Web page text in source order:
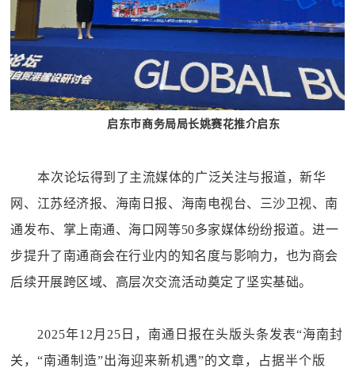
启东市商务局局长姚赛花推介启东
本次论坛得到了主流媒体的广泛关注与报道，新华
网、江苏经济报、海南日报、海南电视台、三沙卫视、南
通发布、掌上南通、海口网等50多家媒体纷纷报道。进一
步提升了南通商会在行业内的知名度与影响力，也为商会
后续开展跨区域、高层次交流活动奠定了坚实基础。
2025年12月25日， 南通日报在头版头条发表“海南封
关，“南通制造”出海迎来新机遇”的文章，占据半个版